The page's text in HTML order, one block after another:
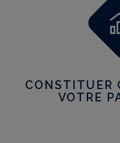
CONSTITUER
VOTRE